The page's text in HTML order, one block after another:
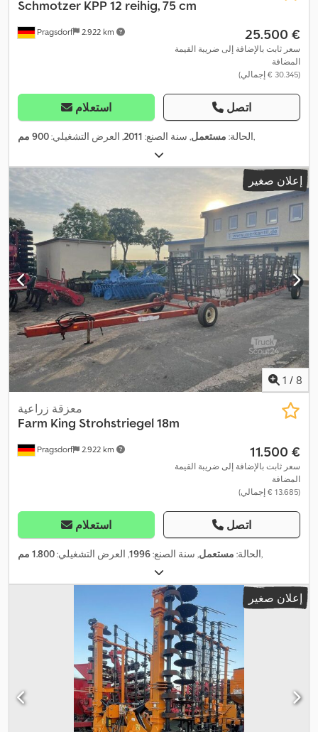
Pragsdorf 2.922 km
Schmotzer KPP 12 reihig, 75 cm
‏25.500 €
سعر ثابت بالإضافة إلى ضريبة القيمة
المضافة
(‏30.345 € إجمالي)
استعلام اتصل
الحالة: مستعمل, سنة الصنع: 2011, العرض التشغيلي:900 مم ,
إعلان صغير
1 / 8
Pragsdorf 2.922 km
معزقة زراعية
Farm King Strohstriegel 18m
‏11.500 €
سعر ثابت بالإضافة إلى ضريبة القيمة
المضافة
(‏13.685 € إجمالي)
استعلام اتصل
الحالة: مستعمل, سنة الصنع:1996, العرض التشغيلي:1.800 مم ,
إعلان صغير